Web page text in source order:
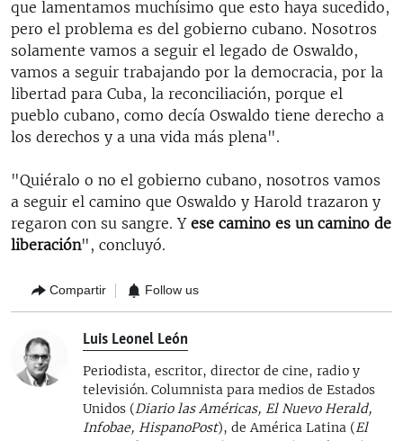
que lamentamos muchísimo que esto haya sucedido,
pero el problema es del gobierno cubano. Nosotros
solamente vamos a seguir el legado de Oswaldo,
vamos a seguir trabajando por la democracia, por la
libertad para Cuba, la reconciliación, porque el
pueblo cubano, como decía Oswaldo tiene derecho a
los derechos y a una vida más plena".
"Quiéralo o no el gobierno cubano, nosotros vamos
a seguir el camino que Oswaldo y Harold trazaron y
regaron con su sangre. Y ese camino es un camino de
liberación", concluyó.
Compartir Follow us
Luis Leonel León
Periodista, escritor, director de cine, radio y
televisión. Columnista para medios de Estados
Unidos (Diario las Américas, El Nuevo Herald,
Infobae, HispanoPost), de América Latina (El